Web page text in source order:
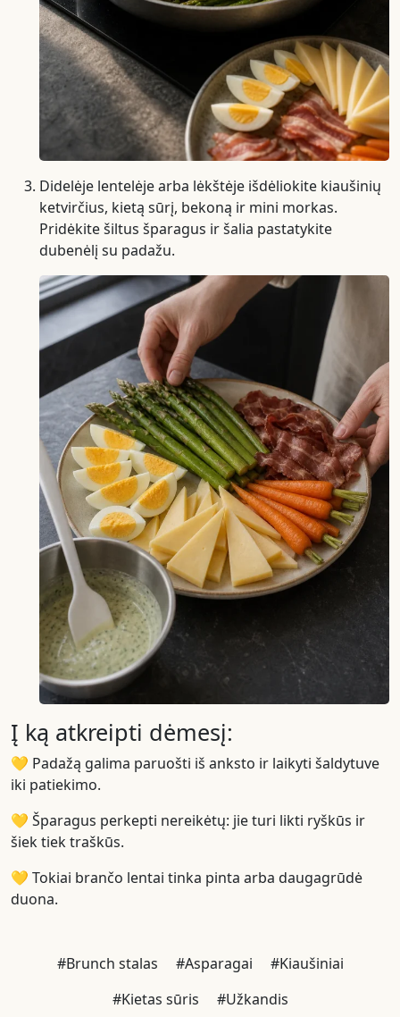
Didelėje lentelėje arba lėkštėje išdėliokite kiaušinių
ketvirčius, kietą sūrį, bekoną ir mini morkas.
Pridėkite šiltus šparagus ir šalia pastatykite
dubenėlį su padažu.
Į ką atkreipti dėmesį:
💛 Padažą galima paruošti iš anksto ir laikyti šaldytuve
iki patiekimo.
💛 Šparagus perkepti nereikėtų: jie turi likti ryškūs ir
šiek tiek traškūs.
💛 Tokiai brančo lentai tinka pinta arba daugagrūdė
duona.
#Brunch stalas #Asparagai
#Kiaušiniai
#Kietas sūris
#Užkandis